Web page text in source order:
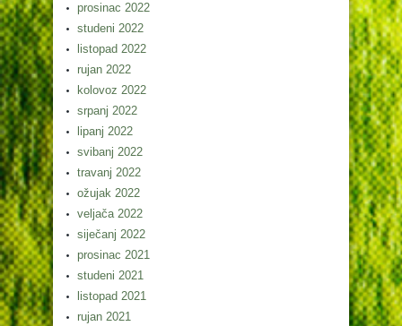
prosinac 2022
studeni 2022
listopad 2022
rujan 2022
kolovoz 2022
srpanj 2022
lipanj 2022
svibanj 2022
travanj 2022
ožujak 2022
veljača 2022
siječanj 2022
prosinac 2021
studeni 2021
listopad 2021
rujan 2021